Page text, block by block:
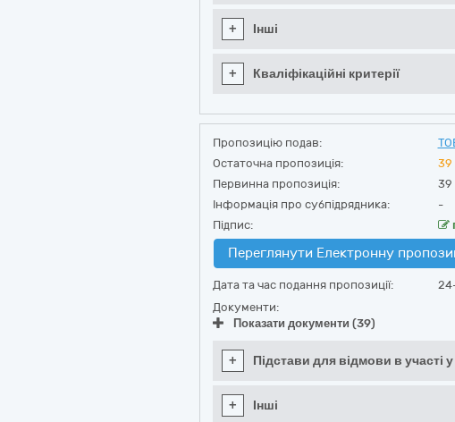
+ Інші
+ Кваліфікаційні критерії
Пропозицію подав:
Остаточна пропозиція:
39
Первинна пропозиція:
39
Інформація про субпідрядника:
-
Підпис:
Переглянути Електронну
Дата та час подання пропозиції:
Документи:
Показати документи (39)
+ Підстави для відмови в участі
+ Інші